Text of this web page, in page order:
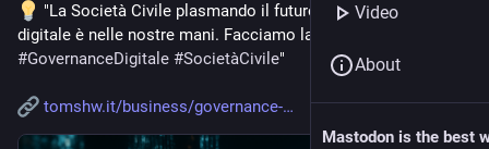
"La Società Civile plasmando il futuro: la governance
#GovernanceDigitale #SocietàCivile"
tomshw.it/business/governance-
Video
About
Mastodon is the best